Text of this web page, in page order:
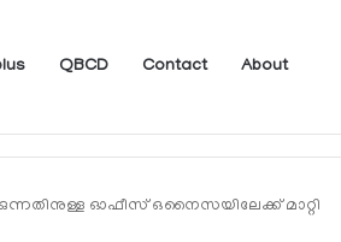
QBCD Contact About
റിപ്പോര്‍ട്ട് ചെയ്യണം
ഓഫീസ് ഒനൈസയിലേക്ക് മാറ്റി